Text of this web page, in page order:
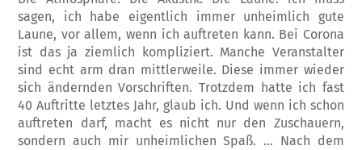
sagen, ich habe eigentlich immer unheimlich gute
Laune, vor allem, wenn ich auftreten kann. Bei Corona
ist das ja ziemlich kompliziert. Manche Veranstalter
sind echt arm dran mittlerweile. Diese immer wieder
sich ändernden Vorschriften. Trotzdem hatte ich fast
40 Auftritte letztes Jahr, glaub ich. Und wenn ich schon
auftreten darf, macht es nicht nur den Zuschauern,
sondern auch mir unheimlichen Spaß. … Nach dem